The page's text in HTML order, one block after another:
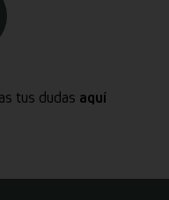
tus dudas aquí